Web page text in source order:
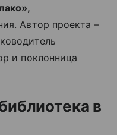
Автор проекта –
и поклонница
в